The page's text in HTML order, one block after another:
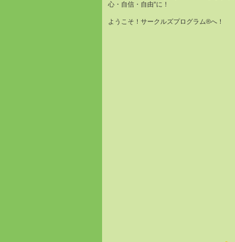
心・自信・自由”に！
ようこそ！サークルズプログラム®へ！